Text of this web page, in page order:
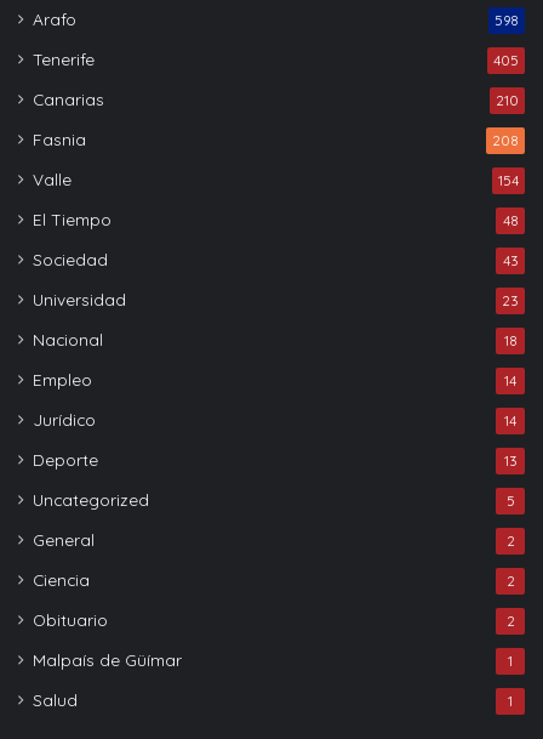
Arafo 598
Tenerife 405
Canarias 210
Fasnia 208
Valle 154
El Tiempo 48
Sociedad 43
Universidad 23
Nacional 18
Empleo 14
Jurídico 14
Deporte 13
Uncategorized 5
General 2
Ciencia 2
Obituario 2
Malpaís de Güímar 1
Salud 1